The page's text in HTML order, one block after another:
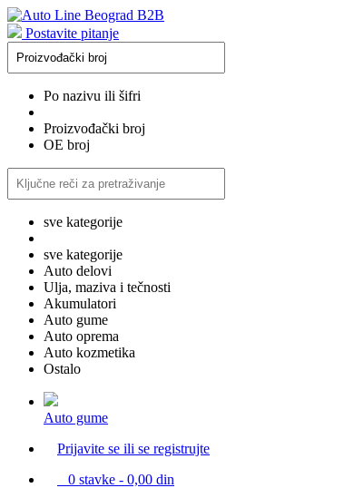
Postavite pitanje
Po nazivu ili šifri
Proizvođački broj
OE broj
sve kategorije
sve kategorije
Auto delovi
Ulja, maziva i tečnosti
Akumulatori
Auto gume
Auto oprema
Auto kozmetika
Ostalo
Auto gume
Prijavite se ili se registrujte
0 stavke - 0,00 din